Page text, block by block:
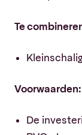
Te
Voorwaarden:
De